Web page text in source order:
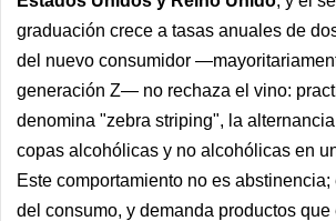
graduación crece a tasas anuales de
del nuevo consumidor
generación Z— no rechaza el vino:
denomina "zebra striping", la
copas alcohólicas y no alcohólicas en
Este comportamiento no es
del consumo, y demanda productos que